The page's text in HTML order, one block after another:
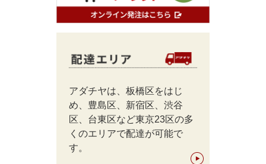
アダチヤは、板橋区をはじ
め、豊島区、新宿区、渋谷
区、台東区など東京23区の多
くのエリアで配達が可能で
す。